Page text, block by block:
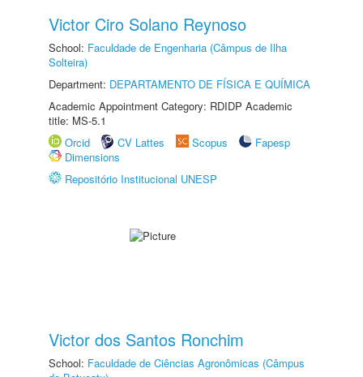
Victor Ciro Solano Reynoso
School: Faculdade de Engenharia (Câmpus de Ilha
Solteira)
Department: DEPARTAMENTO DE FÍSICA E QUÍMICA
Academic Appointment Category: RDIDP Academic
title: MS-5.1
Orcid
CV Lattes Scopus
Fapesp
Dimensions
Repositório Institucional UNESP
Victor dos Santos Ronchim
School: Faculdade de Ciências Agronômicas (Câmpus